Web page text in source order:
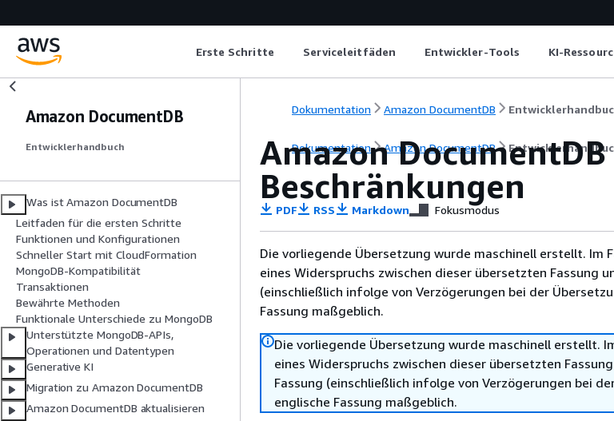
Erste Schritte Serviceleitfäden Entwickler-Tools KI-
Amazon DocumentDB
Entwicklerhandbuch
Was ist Amazon DocumentDB
Leitfaden für die ersten Schritte
Funktionen und Konfigurationen
Schneller Start mit CloudFormation
MongoDB-Kompatibilität
Transaktionen
Bewährte Methoden
Funktionale Unterschiede zu MongoDB
Unterstützte MongoDB-APIs,
Operationen und Datentypen
Generative KI
Migration zu Amazon DocumentDB
Amazon DocumentDB aktualisieren
Dokumentation Amazon DocumentDB
Dokumentation Amazon DocumentDB
Amazon
Beschränkungen
PDF RSS Markdown Fokusmodus
Die vorliegende Übersetzung wurde maschinell erstellt. Im
eines Widerspruchs zwischen dieser übersetzten Fassung
(einschließlich infolge von Verzögerungen bei der
Fassung maßgeblich.
Die vorliegende Übersetzung wurde maschinell erstellt.
eines Widerspruchs zwischen dieser übersetzten
Fassung (einschließlich infolge von Verzögerungen bei
englische Fassung maßgeblich.